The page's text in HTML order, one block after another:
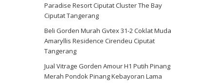
Paradise Resort Ciputat Cluster The Bay
Ciputat Tangerang
Beli Gorden Murah Gvtex 31-2 Coklat Muda
Amaryllis Residence Cirendeu Ciputat
Tangerang
Jual Vitrage Gorden Amour H1 Putih Pinang
Merah Pondok Pinang Kebayoran Lama